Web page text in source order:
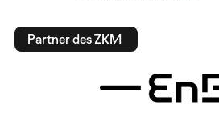
Partner des ZKM